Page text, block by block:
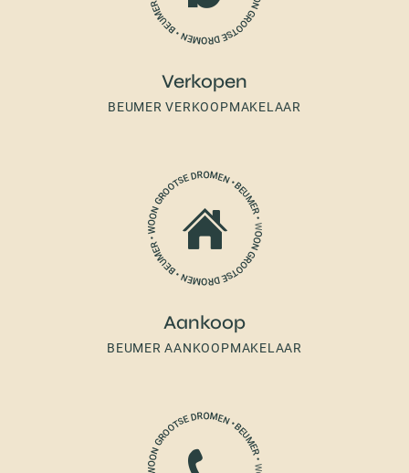
Verkopen
BEUMER VERKOOPMAKELAAR
Aankoop
BEUMER AANKOOPMAKELAAR